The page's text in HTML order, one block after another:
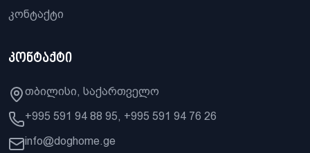
კონტაქტი
კონტაქტი
თბილისი, საქართველო
+995 591 94 88 95, +995 591 94 76 26
info@doghome.ge